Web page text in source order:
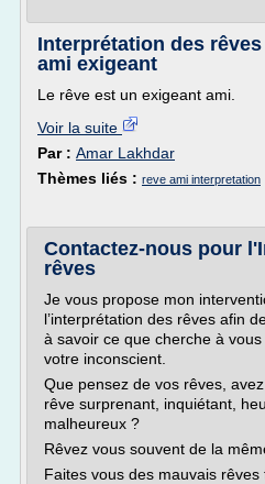
Interprétation des
ami exigeant
Le rêve est un exigeant ami.
Voir la suite
Par : Amar Lakhdar
Thèmes liés : reve ami interpretation
Contactez-nous pour
rêves
Je vous propose mon
l’interprétation des rêves afin
à savoir ce que cherche à
votre inconscient.
Que pensez de vos rêves,
rêve surprenant, inquiétant,
malheureux ?
Rêvez vous souvent de la
Faites vous des mauvais